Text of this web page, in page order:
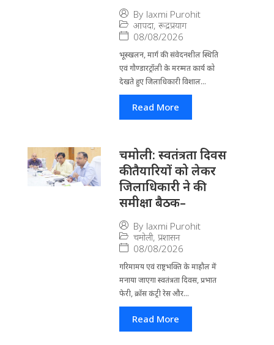
By laxmi Purohit
आपदा, रूद्रप्रयाग
08/08/2026
भूस्खलन, मार्ग की संवेदनशील स्थिति
एवं गौण्डारट्रॉली के मरम्मत कार्य को
देखते हुए जिलाधिकारी विशाल...
Read More
चमोली: स्वतंत्रता दिवस
की तैयारियों को लेकर
जिलाधिकारी ने की
समीक्षा बैठक–
By laxmi Purohit
चमोली, प्रशासन
08/08/2026
गरिमामय एवं राष्ट्रभक्ति के माहौल में
मनाया जाएगा स्वतंत्रता दिवस, प्रभात
फेरी, क्रॉस कंट्री रेस और...
Read More